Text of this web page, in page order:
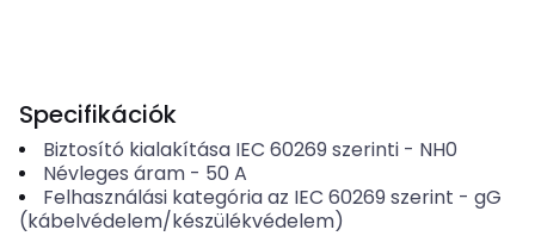
Specifikációk
Biztosító kialakítása IEC 60269 szerinti- NH0
Névleges áram- 50 A
Felhasználási kategória az IEC 60269 szerint - gG
(kábelvédelem/készülékvédelem)